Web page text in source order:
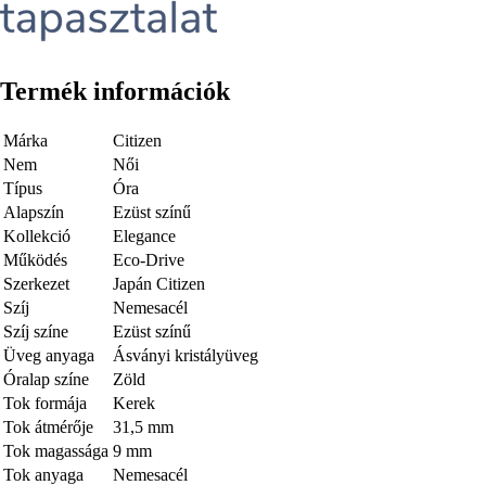
Termék információk
Márka
Citizen
Nem
Női
Típus
Óra
Alapszín
Ezüst színű
Kollekció
Elegance
Működés
Eco-Drive
Szerkezet
Japán Citizen
Szíj
Nemesacél
Szíj színe
Ezüst színű
Üveg anyaga
Ásványi kristályüveg
Óralap színe
Zöld
Tok formája
Kerek
Tok átmérője
31,5 mm
Tok magassága 9 mm
Tok anyaga
Nemesacél